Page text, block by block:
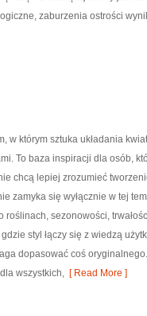
zaburzenia ostrości
w którym sztuka układania
To baza inspiracji dla osób,
chcą lepiej zrozumieć
zamyka się wyłącznie w tej
roślinach, sezonowości,
styl łączy się z wiedzą
dopasować coś
wszystkich, [ Read More ]